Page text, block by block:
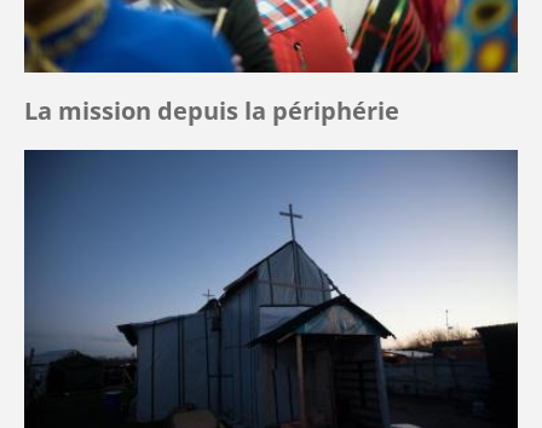
La mission depuis la périphérie